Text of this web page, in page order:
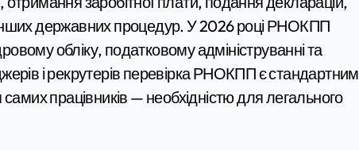
інших державних процедур. У 2026 році РНОКПП
обліку, податковому адмініструванні та
і рекрутерів перевірка РНОКПП є стандартним
працівників — необхідністю для легального